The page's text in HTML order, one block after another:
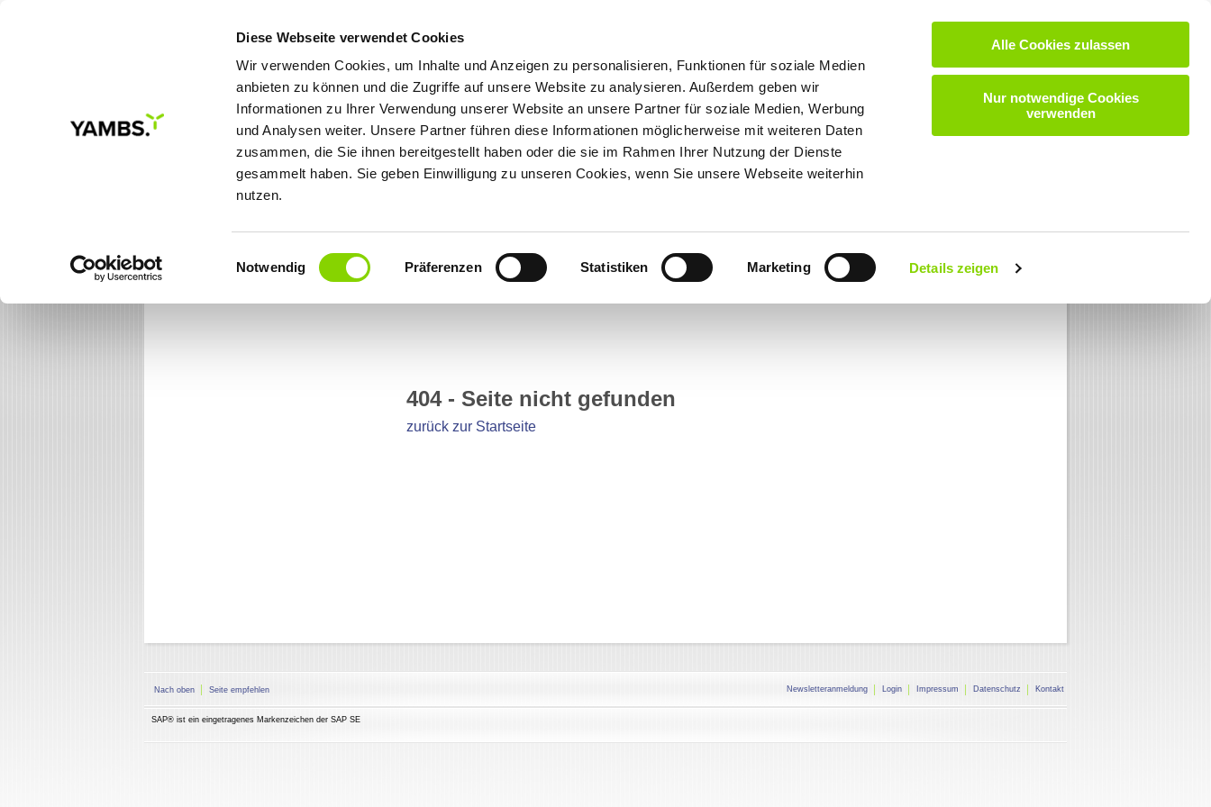
Diese Webseite verwendet Cookies
Wir verwenden Cookies, um Inhalte und Anzeigen zu personalisieren, Funktionen für soziale Medien
anbieten zu können und die Zugriffe auf unsere Website zu analysieren. Außerdem geben wir
Informationen zu Ihrer Verwendung unserer Website an unsere Partner für soziale Medien, Werbung
und Analysen weiter. Unsere Partner führen diese Informationen möglicherweise mit weiteren Daten
zusammen, die Sie ihnen bereitgestellt haben oder die sie im Rahmen Ihrer Nutzung der Dienste
gesammelt haben. Sie geben Einwilligung zu unseren Cookies, wenn Sie unsere Webseite weiterhin
nutzen.
Einwilligungsauswahl
Notwendig Präferenzen Statistiken Marketing Details zeigen
Alle Cookies zulassen
Nur notwendige Cookies
verwenden
KARRIERE KONTAKT
MEINE ZIELE LÖSUNGEN SERVICE & KNOWHOW NEWSLETTERANMELDUNG
404 - Seite nicht gefunden
zurück zur Startseite
Nach oben Seite empfehlen Newsletteranmeldung Login Impressum Datenschutz Kontakt
SAP® ist ein eingetragenes Markenzeichen der SAP SE